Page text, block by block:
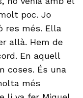
poc. Jo
res més. Ella
allà. Hem de
En aquell
coses. És una
més